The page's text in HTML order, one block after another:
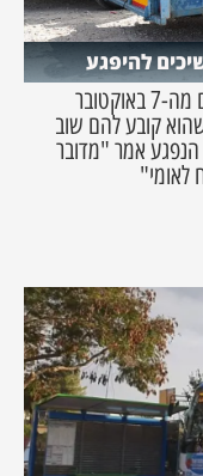
המוסד לביטוח לאומי כופה על נפגעים רבים מה-7 באוקטובר
שהוא קובע להם שוב
הנפגע אמר "מדובר
לאומי"